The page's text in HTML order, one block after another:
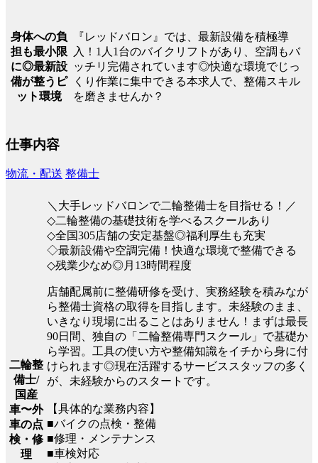
身体への負
担も最小限
に◎最新設
備が整うピ
ット環境
『レッドバロン』では、最新設備を積極導
入！1人1台のバイクリフトがあり、空調もバ
ッチリ完備されています◎快適な環境でじっ
くり作業に集中できる本求人で、整備スキル
を磨きませんか？
仕事内容
物流・配送 整備士
二輪整
備士/
国産
車〜外
車の点
検・修
理
＼大手レッドバロンで二輪整備士を目指せる！／
◇二輪整備の基礎技術を学べるスクールあり
◇全国305店舗の安定基盤◎福利厚生も充実
◇最新設備や空調完備！快適な環境で整備できる
◇残業少なめ◎月13時間程度
店舗配属前に整備研修を受け、実務経験を積みなが
ら整備士資格の取得を目指します。未経験のまま、
いきなり現場に出ることはありません！まずは最長
90日間、独自の「二輪整備専門スクール」で基礎か
ら学習。工具の使い方や整備知識をイチから身に付
けられます◎現在活躍するサービススタッフの多く
が、未経験からのスタートです。
【具体的な業務内容】
■バイクの点検・整備
■修理・メンテナンス
■車検対応